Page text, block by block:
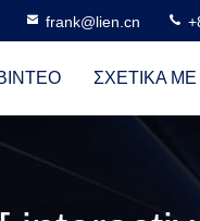
frank@lien.cn
ΣΧΕΤΙΚΆ